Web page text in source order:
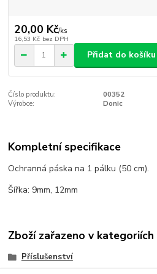
20,00 Kč/ks
16,53 Kč bez DPH
Přidat do košíku
Číslo produktu:
00352
Výrobce:
Donic
Kompletní specifikace
Ochranná páska na 1 pálku (50 cm).
Šířka: 9mm, 12mm
Zboží zařazeno v kategoriích
Příslušenství